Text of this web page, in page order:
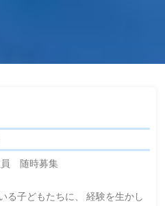
員 随時募集
る子どもたちに、 経験を生かし